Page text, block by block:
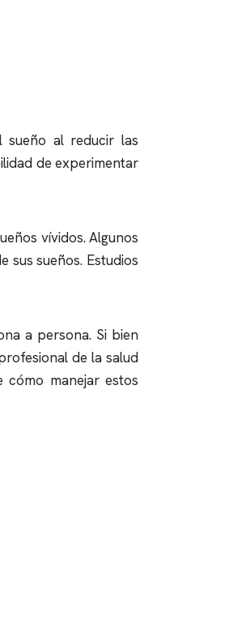
sueño al reducir las
de experimentar
vívidos. Algunos
sus sueños. Estudios
a persona. Si bien
de la salud
manejar estos